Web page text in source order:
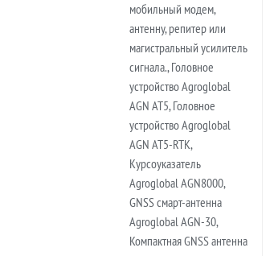
мобильный модем,
антенну, репитер или
магистральный усилитель
сигнала., Головное
устройство Agroglobal
AGN AT5, Головное
устройство Agroglobal
AGN AT5-RTK,
Курсоуказатель
Agroglobal AGN8000,
GNSS смарт-антенна
Agroglobal AGN-30,
Компактная GNSS антенна